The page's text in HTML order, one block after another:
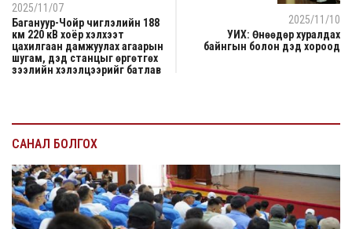
2025/11/07
Багануур-Чойр чиглэлийн 188
км 220 кВ хоёр хэлхээт
цахилгаан дамжуулах агаарын
шугам, дэд станцыг өргөтгөх
зээлийн хэлэлцээрийг батлав
2025/11/10
УИХ: Өнөөдөр хуралдах
байнгын болон дэд хороод
САНАЛ БОЛГОХ